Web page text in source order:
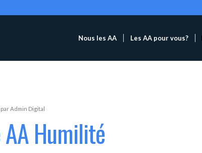
Nous les AA Les AA pour vous?
parAdmin Digital
Humilité